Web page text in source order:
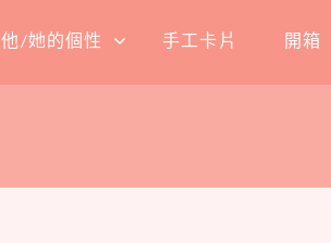
他/她的個性 手工卡片 開箱